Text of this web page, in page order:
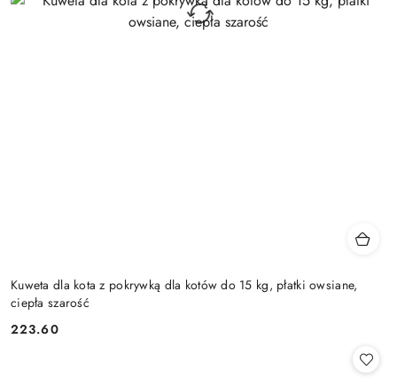
Kuweta dla kota z pokrywką dla kotów do 15 kg, płatki owsiane,
ciepła szarość
Cena:
223.60